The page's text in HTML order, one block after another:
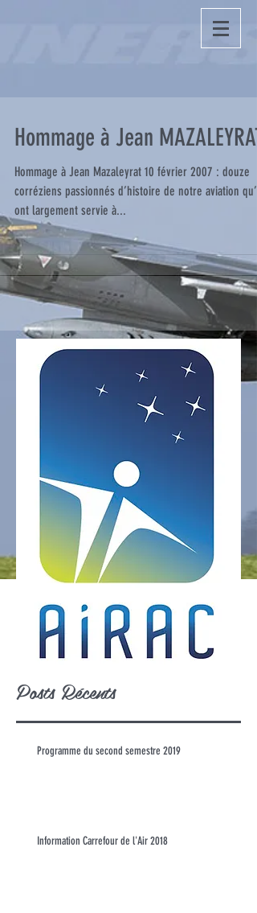
Hommage à Jean MAZALEYRAT
Hommage à Jean Mazaleyrat 10 février 2007 : douze
corréziens passionnés d’histoire de notre aviation
ont largement servie à...
Posts Récents
Programme du second semestre 2019
Information Carrefour de l'Air 2018